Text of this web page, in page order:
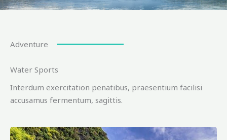
Adventure
Water Sports
Interdum exercitation penatibus, praesentium facilisi
accusamus fermentum, sagittis.